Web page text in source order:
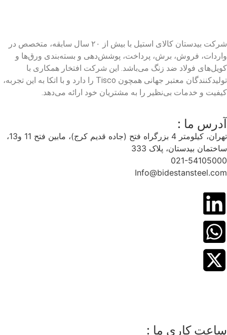
شرکت بیدستان کالای استیل با بیش از ۲۰ سال سابقه، متخصص در
واردات، فروش، برش، پرداخت، پوشش‌دهی و بسته‌بندی ورق‌ها و
کویل‌های فولاد ضد زنگ می‌باشد. این شرکت افتخار همکاری با
تولیدکنندگان معتبر جهانی همچون Tisco را دارد و با اتکا به این تجربه،
کیفیت و خدمات بی‌نظیر را به مشتریان خود ارائه می‌دهد.
آدرس ما :
تهران، کیلومتر 4 بزرگراه فتح (جاده قدیم کرج)، مابین فتح 11 و13،
ساختمان بیدستان، پلاک 333
021-54105000
Info@bidestansteel.com
ساعت کاری ما :